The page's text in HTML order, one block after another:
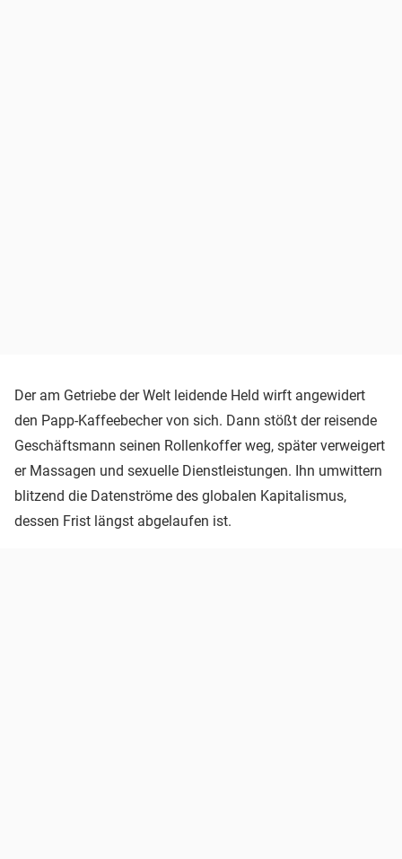
Der am Getriebe der Welt leidende Held wirft angewidert
den Papp-Kaffeebecher von sich. Dann stößt der reisende
Geschäftsmann seinen Rollenkoffer weg, später verweigert
er Massagen und sexuelle Dienstleistungen. Ihn umwittern
blitzend die Datenströme des globalen Kapitalismus,
dessen Frist längst abgelaufen ist.